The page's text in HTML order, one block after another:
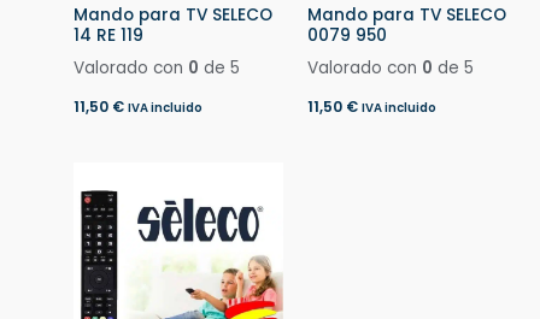
Mando para TV SELECO
14 RE 119
Valorado con 0 de 5
11,50 € IVA incluido
Mando para TV SELECO
0079 950
Valorado con 0 de 5
11,50 € IVA incluido